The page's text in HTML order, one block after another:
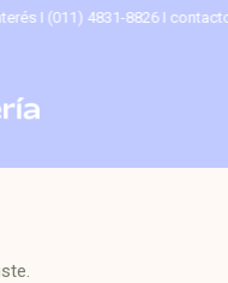
4831-8826 I